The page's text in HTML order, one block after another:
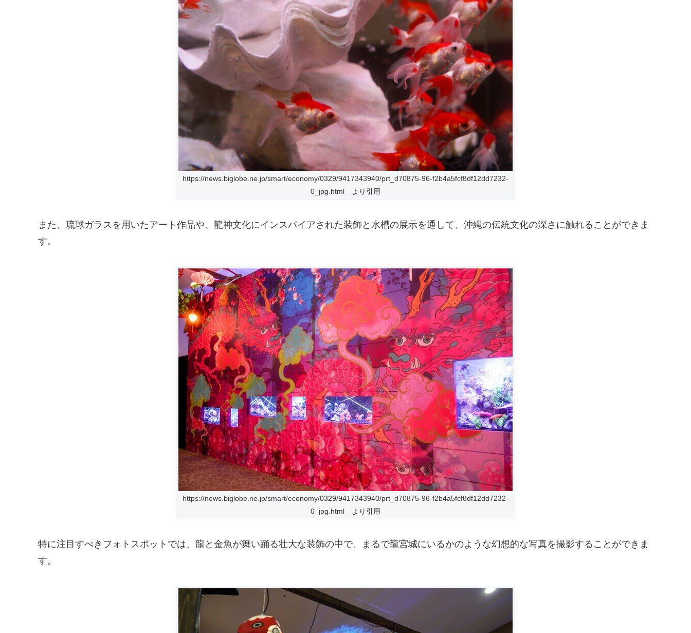
https://news.biglobe.ne.jp/smart/economy/0329/9417343940/prt_d70875-96-f2b4a5fcf8df12dd7232-
0_jpg.html より引用
また、琉球ガラスを用いたアート作品や、龍神文化にインスパイアされた装飾と水槽の展示を通して、沖縄の伝統文化の深さに触れることができま
す。
https://news.biglobe.ne.jp/smart/economy/0329/9417343940/prt_d70875-96-f2b4a5fcf8df12dd7232-
0_jpg.html より引用
特に注目すべきフォトスポットでは、龍と金魚が舞い踊る壮大な装飾の中で、まるで龍宮城にいるかのような幻想的な写真を撮影することができま
す。